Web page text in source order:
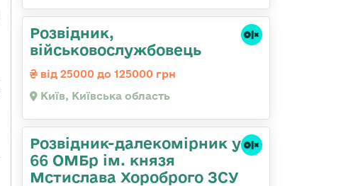
Розвідник,
військовослужбовець
від 25000 до 125000 грн
Київ, Київська область
Розвідник-далекомірник у
66 ОМБр ім. князя
Мстислава Хороброго ЗСУ